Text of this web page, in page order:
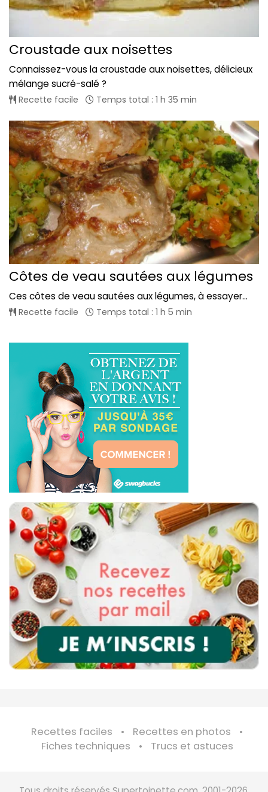
Croustade aux noisettes
Connaissez-vous la croustade aux noisettes, délicieux
mélange sucré-salé ?
Recette facile Temps total : 1 h 35 min
Côtes de veau sautées aux légumes
Ces côtes de veau sautées aux légumes, à essayer...
Recette facile Temps total : 1 h 5 min
Recettes faciles
Recettes en photos
Fiches techniques
Trucs et astuces